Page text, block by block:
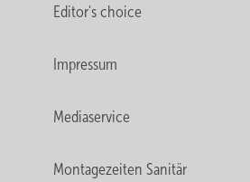
Editor's choice
Impressum
Mediaservice
Montagezeiten Sanitär